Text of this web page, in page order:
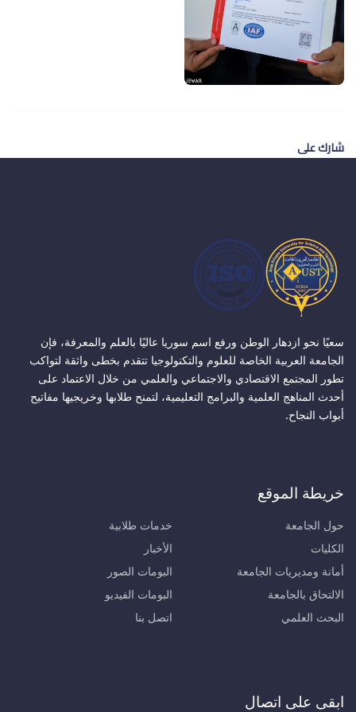
شارك على
سعيًا نحو ازدهار الوطن ورفع اسم سوريا عاليًا بالعلم والمعرفة، فإن
الجامعة العربية الخاصة للعلوم والتكنولوجيا تتقدم بخطى واثقة لتواكب
تطور المجتمع الاقتصادي والاجتماعي والعلمي من خلال الاعتماد على
أحدث المناهج العلمية والبرامج التعليمية، لتمنح طلابها وخريجيها مفاتيح
أبواب النجاح.
خريطة الموقع
حول الجامعة
الكليات
أمانة ومديريات الجامعة
الالتحاق بالجامعة
البحث العلمي
خدمات طلابية
الأخبار
البومات الصور
البومات الفيديو
اتصل بنا
ابقى على اتصال